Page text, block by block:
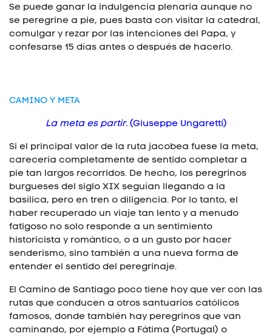
Se puede ganar la indulgencia plenaria aunque no
se peregrine a pie, pues basta con visitar la catedral,
comulgar y rezar por las intenciones del Papa, y
confesarse 15 días antes o después de hacerlo.
CAMINO Y META
La meta es partir. (Giuseppe Ungaretti)
Si el principal valor de la ruta jacobea fuese la meta,
carecería completamente de sentido completar a
pie tan largos recorridos. De hecho, los peregrinos
burgueses del siglo XIX seguían llegando a la
basílica, pero en tren o diligencia. Por lo tanto, el
haber recuperado un viaje tan lento y a menudo
fatigoso no solo responde a un sentimiento
historicista y romántico, o a un gusto por hacer
senderismo, sino también a una nueva forma de
entender el sentido del peregrinaje.
El Camino de Santiago poco tiene hoy que ver con las
rutas que conducen a otros santuarios católicos
famosos, donde también hay peregrinos que van
caminando, por ejemplo a Fátima (Portugal) o